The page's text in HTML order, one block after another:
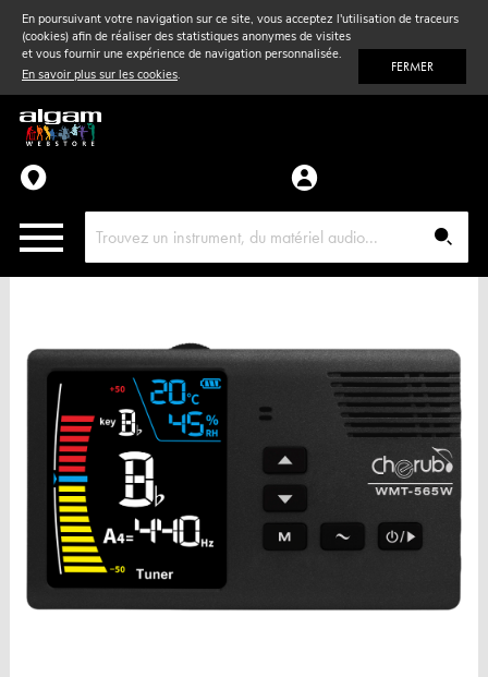
En poursuivant votre navigation sur ce site, vous acceptez l'utilisation de traceurs
(cookies) afin de réaliser des statistiques anonymes de visites
et vous fournir une expérience de navigation personnalisée.
En savoir plus sur les cookies. FERMER
Vent& Violon
Accessoires
Pièces détachées